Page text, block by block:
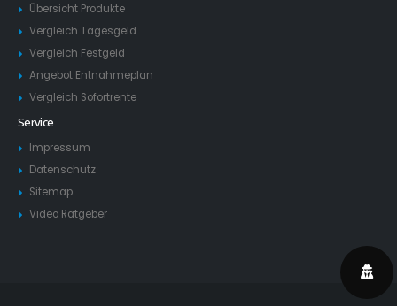
Übersicht Produkte
Vergleich Tagesgeld
Vergleich Festgeld
Angebot Entnahmeplan
Vergleich Sofortrente
Service
Impressum
Datenschutz
Sitemap
Video Ratgeber